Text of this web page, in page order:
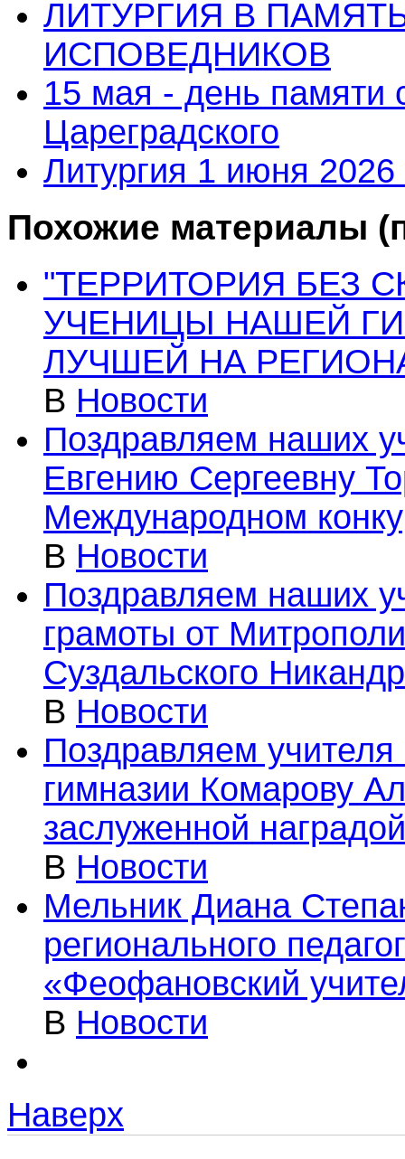
ЛИТУРГИЯ В
ИСПОВЕДНИКОВ
15 мая - день памяти
Цареградского
Литургия 1 июня 2026
Похожие материалы
"ТЕРРИТОРИЯ БЕЗ
УЧЕНИЦЫ НАШЕЙ
ЛУЧШЕЙ НА
В Новости
Поздравляем наших
Евгению Сергеевну
Международном
В Новости
Поздравляем наших
грамоты от
Суздальского
В Новости
Поздравляем
гимназии Комарову
заслуженной
В Новости
Мельник Диана
регионального
«Феофановский
В Новости
Наверх